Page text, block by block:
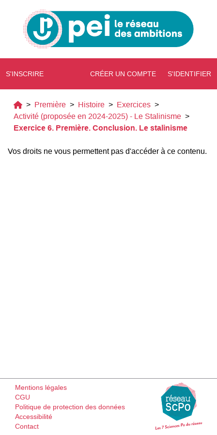
S'INSCRIRE CRÉER UN COMPTE S'IDENTIFIER
> Première > Histoire > Exercices >
Activité (proposée en 2024-2025) - Le Stalinisme >
Exercice 6. Première. Conclusion. Le stalinisme
Vos droits ne vous permettent pas d'accéder à ce contenu.
Mentions légales
CGU
Politique de protection des données
Accessibilité
Contact